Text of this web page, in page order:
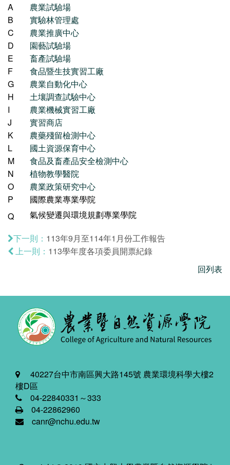
A
農業試驗場
B
實驗林管理處
C
農業推廣中心
D
園藝試驗場
E
畜產試驗場
F
食品暨生技實習工廠
G
農業自動化中心
H
土壤調查試驗中心
I
農業機械實習工廠
J
實習商店
K
農藥殘留檢測中心
L
國土資源保育中心
M
食品及畜產品安全檢測中心
N
植物教學醫院
O
農業政策研究中心
P
國際農業專業學院
Q
氣候變遷與環境規劃專業學院
下一則： 113年9月至114年1月份工作報告
上一則： 113學年度各項委員開票紀錄
回列表
40227台中市南區興大路145號 農業環境科學大樓2
樓D區
04-22840331～333
04-22862960
canr@nchu.edu.tw